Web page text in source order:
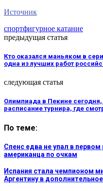
Источник
спортфигурное катание
предыдущая статья
Кто оказался маньяком в
одна из лучших работ
следующая статья
Олимпиада в Пекине
расписание турнира, где
По теме:
Спенс едва не упал в
американца по очкам
Испания стала чемпионом
Аргентину в